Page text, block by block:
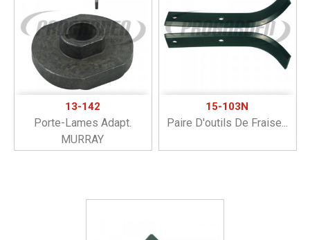
13-142
Porte-Lames Adapt.
MURRAY
15-103N
Paire D'outils De Fraise...